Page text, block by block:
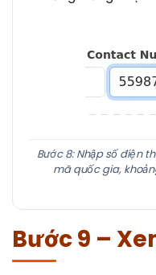
Bước 8: Nhập số điện
mã quốc gia,
Bước 9 –